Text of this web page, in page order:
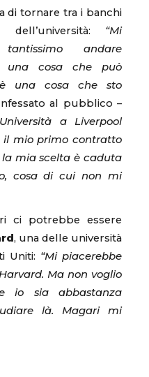
di tornare tra i banchi
“Mi
andare
una cosa che può
una cosa che sto
al pubblico –
a Liverpool
mio primo contratto
mia scelta è caduta
cosa di cui non mi
ci potrebbe essere
, una delle università
Uniti: “Mi piacerebbe
Ma non voglio
io sia abbastanza
là. Magari mi